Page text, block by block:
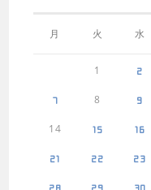
月 火 水
1 2
7 8 9
14 15 16
21 22 23
28 29 30